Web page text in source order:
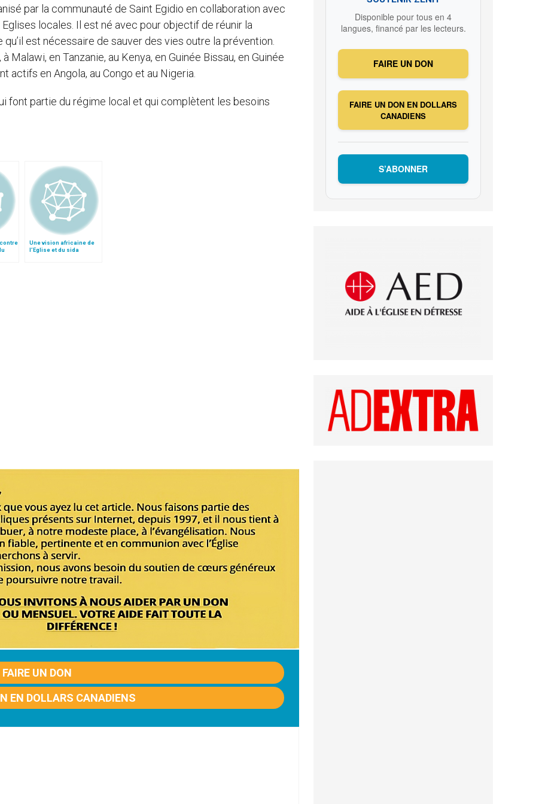
par la communauté de Saint Egidio en collaboration avec
locales. Il est né avec pour objectif de réunir la
est nécessaire de sauver des vies outre la prévention.
en Tanzanie, au Kenya, en Guinée Bissau, en Guinée
actifs en Angola, au Congo et au Nigeria.
font partie du régime local et qui complètent les besoins
Une vision africaine de
l’Eglise et du sida
FAIRE UN DON
EN DOLLARS CANADIENS
Disponible pour tous en 4
langues, financé par les lecteurs.
FAIRE UN DON
FAIRE UN DON EN DOLLARS
CANADIENS
S’ABONNER